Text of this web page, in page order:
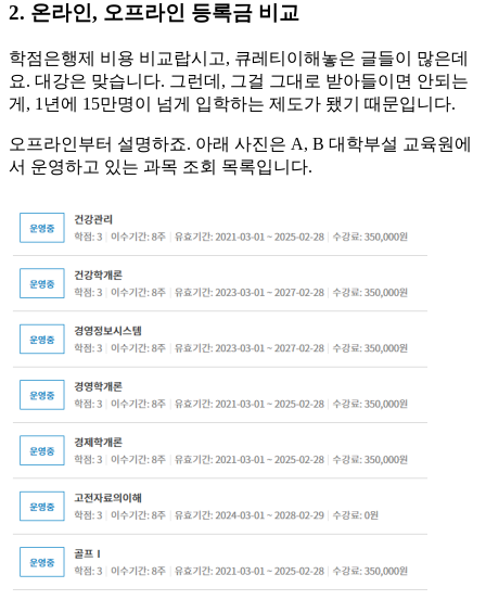
2. 온라인, 오프라인 등록금 비교
학점은행제 비용 비교랍시고, 큐레티이해놓은 글들이 많은데
요. 대강은 맞습니다. 그런데, 그걸 그대로 받아들이면 안되는
게, 1년에 15만명이 넘게 입학하는 제도가 됐기 때문입니다.
​오프라인부터 설명하죠. 아래 사진은 A, B 대학부설 교육원에
서 운영하고 있는 과목 조회 목록입니다.